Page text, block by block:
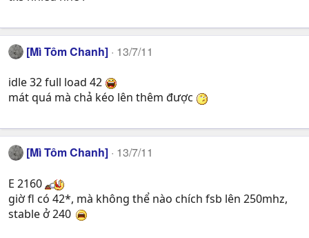
[Mì Tôm Chanh] 13/7/11
idle 32 full load 42
mát quá mà chả kéo lên thêm được
[Mì Tôm Chanh] 13/7/11
E 2160
giờ fl có 42*, mà không thể nào chích fsb lên 250mhz,
stable ở 240